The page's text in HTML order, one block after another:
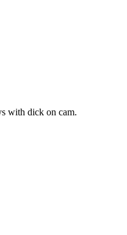
with dick on cam.